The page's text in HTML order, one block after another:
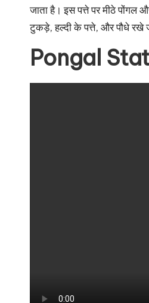
जाता है। इस पत्ते पर मीठे पोंगल
टुकड़े, हल्दी के पत्ते, और पौधे रखे
Pongal